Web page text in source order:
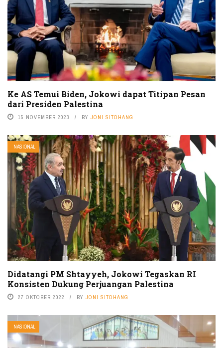
Ke AS Temui Biden, Jokowi dapat Titipan Pesan
dari Presiden Palestina
15 NOVEMBER 2023 BY JONI SITOHANG
NASIONAL
Didatangi PM Shtayyeh, Jokowi Tegaskan RI
Konsisten Dukung Perjuangan Palestina
27 OKTOBER 2022 BY JONI SITOHANG
NASIONAL